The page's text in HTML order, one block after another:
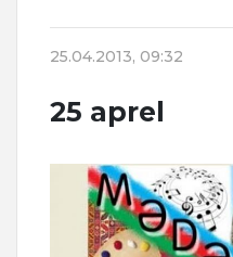
25.04.2013, 09:32
25 aprel